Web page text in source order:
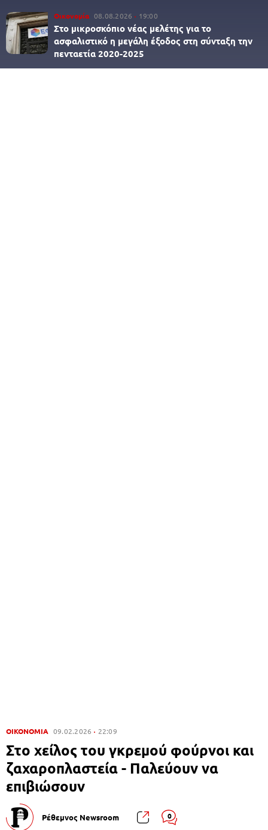
Οικονομία 08.08.2026 19:00
Στο μικροσκόπιο νέας μελέτης για το
ασφαλιστικό η μεγάλη έξοδος στη σύνταξη την
πενταετία 2020-2025
ΟΙΚΟΝΟΜΙΑ 09.02.2026 22:09
Στο χείλος του γκρεμού φούρνοι και
ζαχαροπλαστεία - Παλεύουν να
επιβιώσουν
Ρέθεμνος Newsroom 0